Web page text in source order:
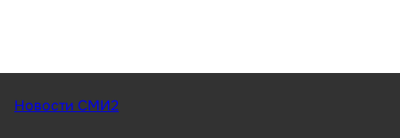
Новости СМИ2